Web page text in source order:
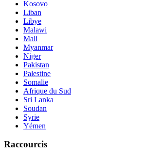
Kosovo
Liban
Libye
Malawi
Mali
Myanmar
Niger
Pakistan
Palestine
Somalie
Afrique du Sud
Sri Lanka
Soudan
Syrie
Yémen
Raccourcis